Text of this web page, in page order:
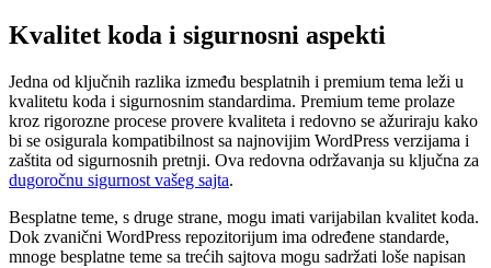
Kvalitet koda i sigurnosni aspekti
Jedna od ključnih razlika između besplatnih i premium tema leži u
kvalitetu koda i sigurnosnim standardima. Premium teme prolaze
kroz rigorozne procese provere kvaliteta i redovno se ažuriraju kako
bi se osigurala kompatibilnost sa najnovijim WordPress verzijama i
zaštita od sigurnosnih pretnji. Ova redovna održavanja su ključna za
dugoročnu sigurnost vašeg sajta.
Besplatne teme, s druge strane, mogu imati varijabilan kvalitet koda.
Dok zvanični WordPress repozitorijum ima određene standarde,
mnoge besplatne teme sa trećih sajtova mogu sadržati loše napisan